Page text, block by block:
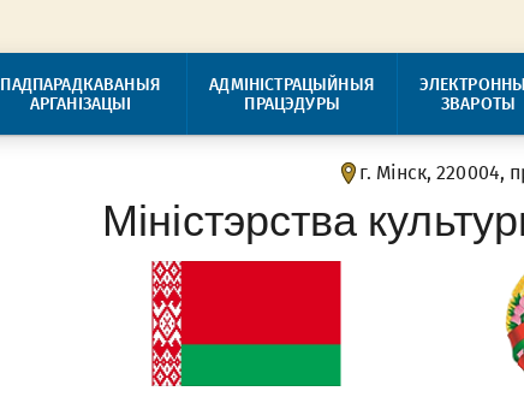
ПАДПАРАДКАВАНЫЯ
АРГАНІЗАЦЫІ
АДМІНІСТРАЦЫЙНЫЯ
ПРАЦЭДУРЫ
ЗВАРОТЫ
г. Мінск, 220004,
Міністэрства